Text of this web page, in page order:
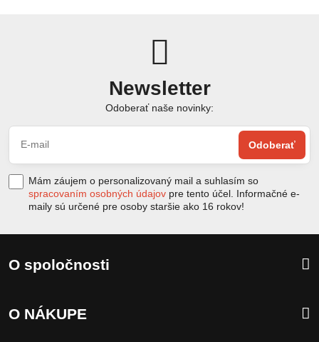
Newsletter
Odoberať naše novinky:
Odoberať
Mám záujem o personalizovaný mail a suhlasím so
spracovaním osobných údajov pre tento účel. Informačné e-
maily sú určené pre osoby staršie ako 16 rokov!
O spoločnosti
O NÁKUPE